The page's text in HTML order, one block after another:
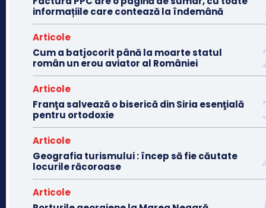
informațiile care contează la îndemână
Articole
Cum a batjocorit până la moarte statul
român un erou aviator al României
Articole
Franţa salvează o biserică din Siria esenţială
pentru ortodoxie
Articole
Geografia turismului : încep să fie căutate
locurile răcoroase
Articole